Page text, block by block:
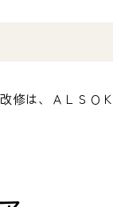
修は、ＡＬＳＯ